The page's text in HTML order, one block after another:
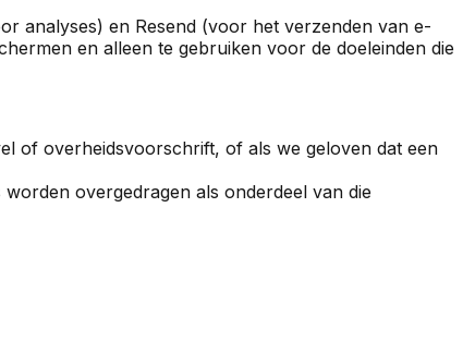
analyses) en Resend (voor het verzenden van e-
en alleen te gebruiken voor de doeleinden die
of overheidsvoorschrift, of als we geloven dat een
overgedragen als onderdeel van die